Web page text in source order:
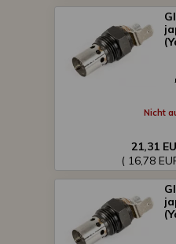
Nicht
21,31
( 16,78